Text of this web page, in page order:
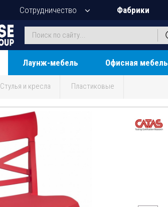
Сотрудничество Фабрики
Лаунж-мебель Офисная мебель
Стулья и кресла Пластиковые